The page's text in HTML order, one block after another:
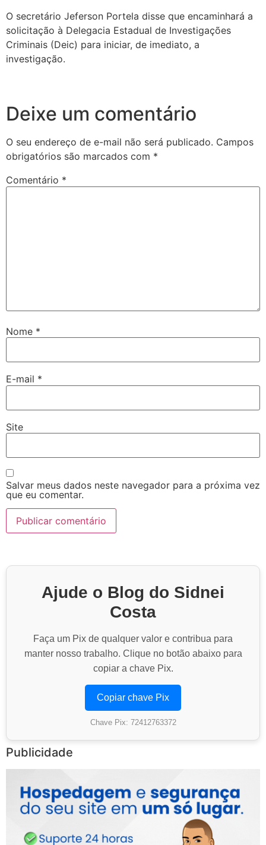
O secretário Jeferson Portela disse que encaminhará a
solicitação à Delegacia Estadual de Investigações
Criminais (Deic) para iniciar, de imediato, a
investigação.
Deixe um comentário
O seu endereço de e-mail não será publicado. Campos
obrigatórios são marcados com *
Comentário *
Nome *
E-mail *
Site
Salvar meus dados neste navegador para a próxima vez
que eu comentar.
Ajude o Blog do Sidnei
Costa
Faça um Pix de qualquer valor e contribua para
manter nosso trabalho. Clique no botão abaixo para
copiar a chave Pix.
Copiar chave Pix
Chave Pix: 72412763372
Publicidade